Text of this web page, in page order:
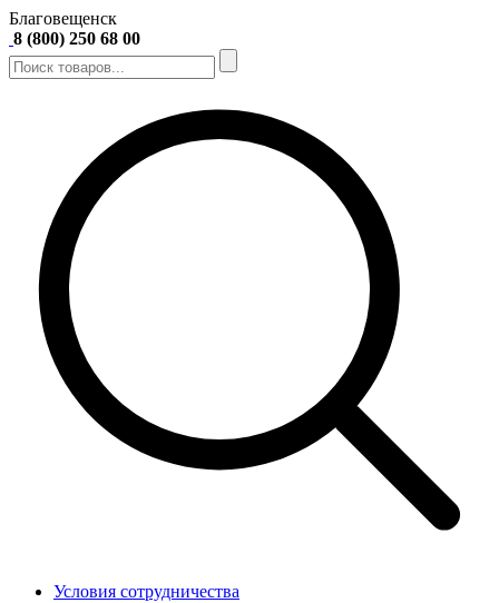
Благовещенск
8 (800) 250 68 00
Условия сотрудничества